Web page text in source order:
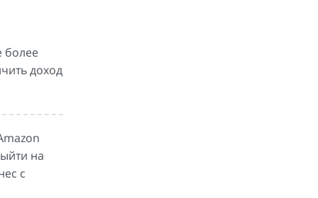
более
доход
на
с